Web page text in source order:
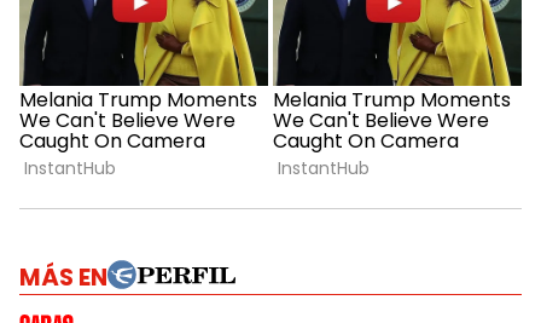
MÁS EN